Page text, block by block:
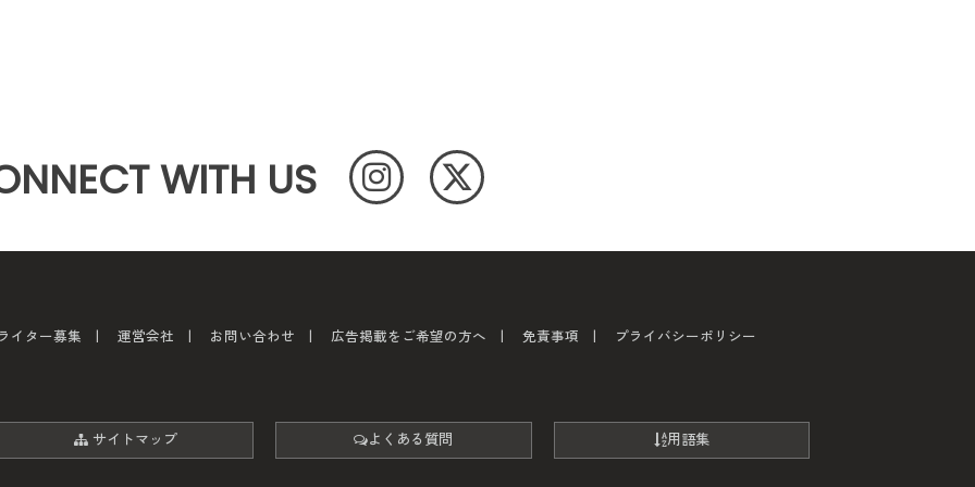
WITH US
イター募集 運営会社 お問い合わせ 広告掲載をご希望の方へ 免責事項 プライバシーポリシー
サイトマップ よくある質問 用語集